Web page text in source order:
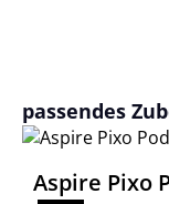
Produktgalerie
passendes
Aspire Pixo